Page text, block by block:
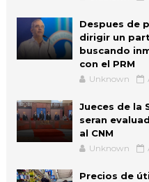
Despues de
dirigir un
buscando
con el PRM
Unknown
Jueces de la
seran
al CNM
Unknown
Precios de